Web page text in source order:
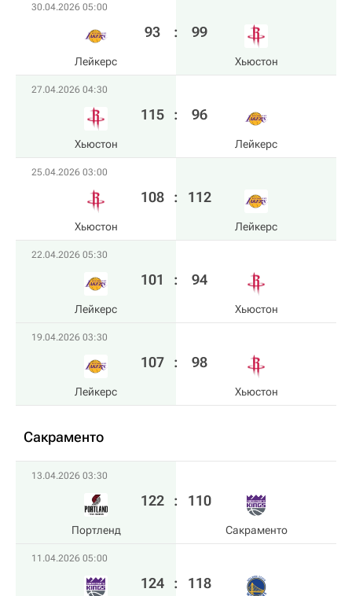
30.04.2026 05:00
Лейкерс
93 : 99
Хьюстон
27.04.2026 04:30
Хьюстон
115 : 96
Лейкерс
25.04.2026 03:00
Хьюстон
108 : 112
Лейкерс
22.04.2026 05:30
Лейкерс
101 : 94
Хьюстон
19.04.2026 03:30
Лейкерс
107 : 98
Хьюстон
Сакраменто
13.04.2026 03:30
Портленд
122 : 110
Сакраменто
11.04.2026 05:00
124 : 118